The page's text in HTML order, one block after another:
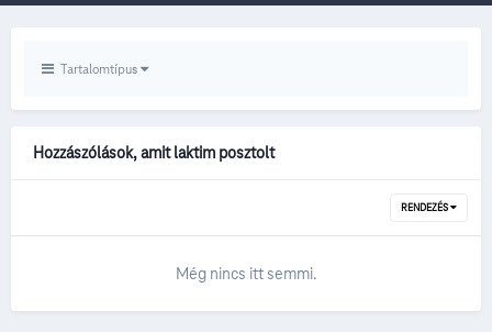
Tartalomtípus
Hozzászólások, amit laktim posztolt
RENDEZÉS
Még nincs itt semmi.